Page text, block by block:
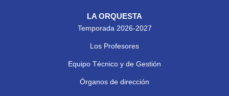
LA ORQUESTA
Temporada 2026-2027
Los Profesores
Equipo Técnico y de Gestión
Órganos de dirección